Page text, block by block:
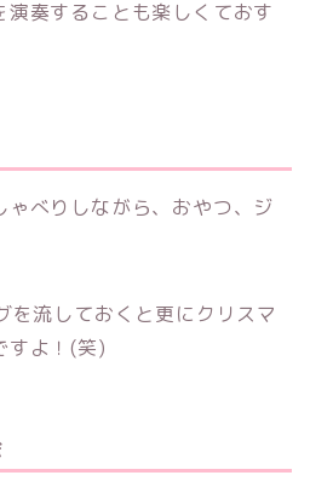
演奏することも楽しくておす
べりしながら、おやつ、ジ
を流しておくと更にクリスマ
すよ！(笑)